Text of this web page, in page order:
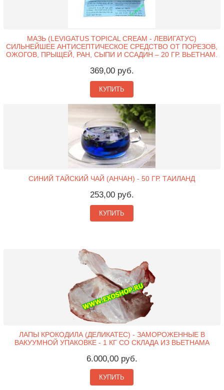
МАЗЬ (LEVIGATUS TOPICAL CREAM - ЛЕВИГАТУС)
СИЛЬНЕЙШЕЕ АНТИСЕПТИЧЕСКОЕ СРЕДСТВО ОТ ПОРЕЗОВ,
ОЖОГОВ, ПРЫЩЕЙ, РАН, СЫПИ И ССАДИН – 20 ГР. ВЬЕТНАМ.
369,00 руб.
КУПИТЬ
СИНИЙ ТАЙСКИЙ ЧАЙ (АНЧАН) - 50 ГР. ТАИЛАНД
253,00 руб.
КУПИТЬ
ЛАПЫ КРОКОДИЛА (ДЕЛИКАТЕС) - ЗАМОРОЖЕННЫЕ В
ВАКУУМНОЙ УПАКОВКЕ - 1 КГ СО СКЛАДА ИЗ ВЬЕТНАМА
6.000,00 руб.
КУПИТЬ